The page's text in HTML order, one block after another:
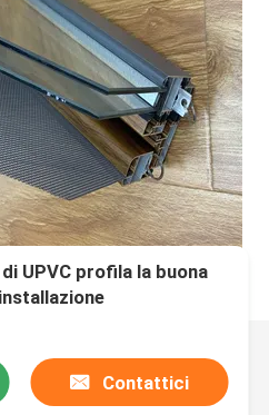
UPVC profila la buona
Contattici